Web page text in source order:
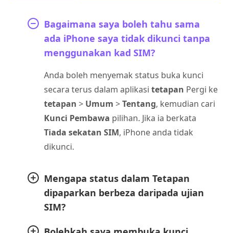
Bagaimana saya boleh tahu sama
ada iPhone saya tidak dikunci tanpa
menggunakan kad SIM?
Anda boleh menyemak status buka kunci
secara terus dalam aplikasi tetapan Pergi ke
tetapan > Umum >Tentang, kemudian cari
Kunci Pembawa pilihan. Jika ia berkata
Tiada sekatan SIM, iPhone anda tidak
dikunci.
Mengapa status dalam Tetapan
dipaparkan berbeza daripada ujian
SIM?